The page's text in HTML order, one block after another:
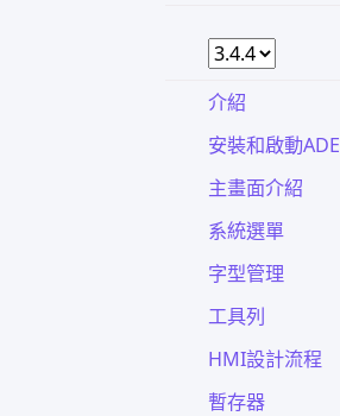
介紹
安裝和啟動ADE
主畫面介紹
系統選單
字型管理
工具列
HMI設計流程
暫存器